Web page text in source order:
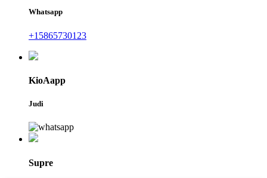
Whatsapp
+15865730123
KioAapp
Judi
Supre